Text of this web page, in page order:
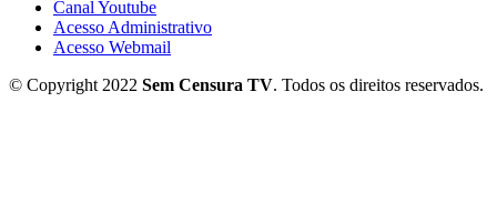
Canal Youtube
Acesso Administrativo
Acesso Webmail
© Copyright 2022 Sem Censura TV. Todos os direitos reservados.